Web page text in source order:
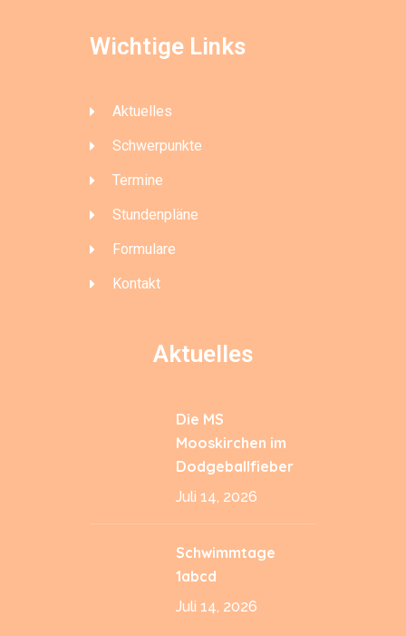
Wichtige Links
Aktuelles
Schwerpunkte
Termine
Stundenpläne
Formulare
Kontakt
Aktuelles
Die MS
Mooskirchen im
Dodgeballfieber
Juli 14, 2026
Schwimmtage
1abcd
Juli 14, 2026